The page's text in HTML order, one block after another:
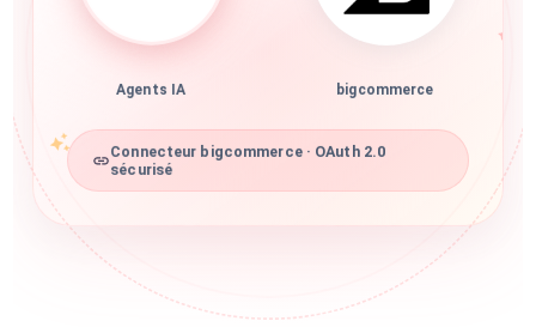
Agents IA bigcommerce
Connecteur bigcommerce · OAuth 2.0
sécurisé